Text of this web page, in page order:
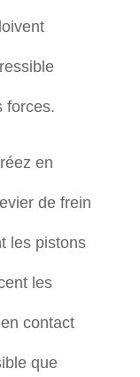
forces.
en
de frein
les pistons
les
contact
que